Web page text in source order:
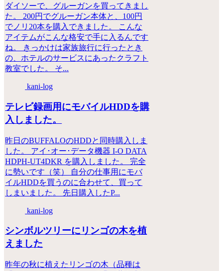
ダイソーで、グルーガンを買ってきまし
た。 200円でグルーガン本体と、100円
でノリ20本を購入できました。 こんな
アイテムがこんな格安で手に入るんです
ね。 きっかけは家族旅行に行ったとき
の、ホテルのサービスにあったクラフト
教室でした。 そ...
kani-log
テレビ録画用にモバイルHDDを購
入しました。
昨日のBUFFALOのHDDと同時購入しま
した。 アイ･オー･データ機器 I-O DATA
HDPH-UT4DKR を購入しました。 完全
に勢いです（笑） 自分の仕事用にモバ
イルHDDを買うのに合わせて、買って
しまいました。 先日購入したP...
kani-log
シンボルツリーにリンゴの木を植
えました
昨年の秋に植えたリンゴの木（品種は